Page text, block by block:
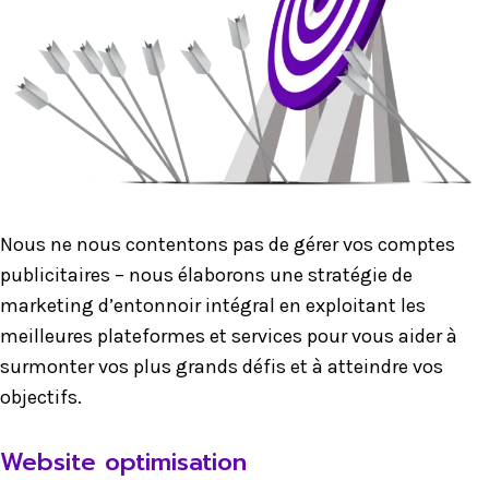
Nous ne nous contentons pas de gérer vos comptes
publicitaires – nous élaborons une stratégie de
marketing d’entonnoir intégral en exploitant les
meilleures plateformes et services pour vous aider à
surmonter vos plus grands défis et à atteindre vos
objectifs.
Website optimisation